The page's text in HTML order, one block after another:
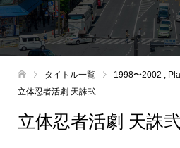
タイトル一覧 1998〜2002
立体忍者活劇 天誅弐
立体忍者活劇 天誅弐